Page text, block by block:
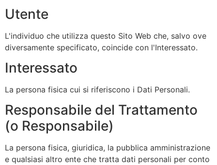
Utente
L'individuo che utilizza questo Sito Web che, salvo ove
diversamente specificato, coincide con l'Interessato.
Interessato
La persona fisica cui si riferiscono i Dati Personali.
Responsabile del Trattamento
(o Responsabile)
La persona fisica, giuridica, la pubblica amministrazione
e qualsiasi altro ente che tratta dati personali per conto